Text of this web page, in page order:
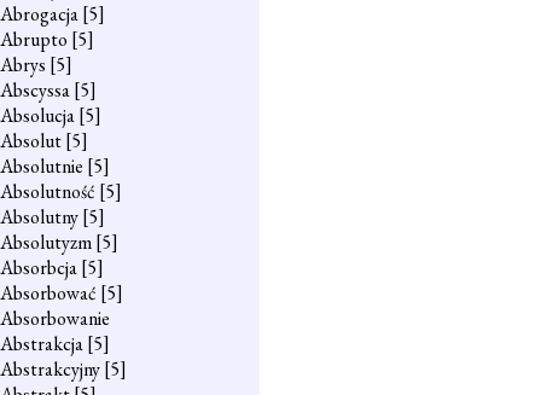
Abrogacja[5]
Abrupto [5]
Abrys [5]
Abscyssa[5]
Absolucja[5]
Absolut[5]
Absolutnie [5]
Absolutność [5]
Absolutny[5]
Absolutyzm[5]
Absorbcja[5]
Absorbować [5]
Absorbowanie
Abstrakcja[5]
Abstrakcyjny[5]